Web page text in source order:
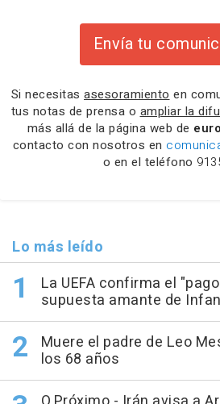
Envía tu
Si necesitas asesoramiento en
tus notas de prensa o ampliar la
más allá de la página web de
contacto con nosotros en
o en el teléfono
Lo más leído
La UEFA confirma el
supuesta amante de
Muere el padre de Leo
los 68 años